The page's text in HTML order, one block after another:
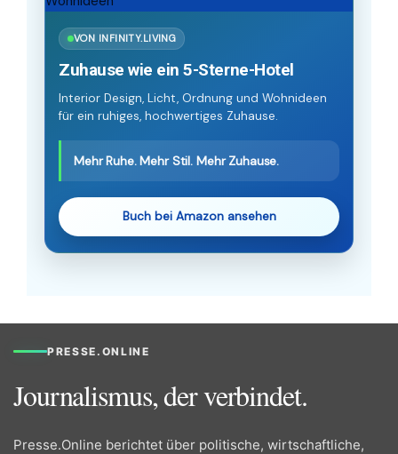
VON INFINITY.LIVING
Zuhause wie ein 5-Sterne-Hotel
Interior Design, Licht, Ordnung und Wohnideen
für ein ruhiges, hochwertiges Zuhause.
Mehr Ruhe. Mehr Stil. Mehr Zuhause.
Buch bei Amazon ansehen
PRESSE.ONLINE
Journalismus, der verbindet.
Presse.Online berichtet über politische, wirtschaftliche,